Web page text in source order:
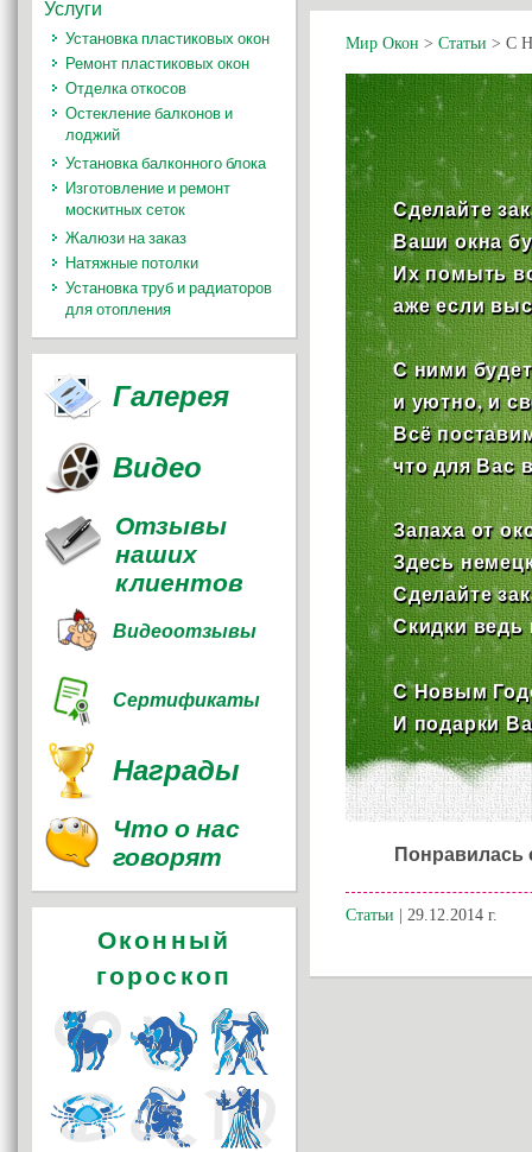
Мир Окон > Статьи > С
Сделайте
Ваши окна
Их помыть
аже если
С ними
и уютно, и
Всё
что для Вас
Запаха от
Здесь
Сделайте
Скидки ведь
С Новым
И подарки
Понравилась
Статьи | 29.12.2014 г.
Услуги
Установка пластиковых окон
Ремонт пластиковых окон
Отделка откосов
Остекление балконов и
лоджий
Установка балконного блока
Изготовление и ремонт
москитных сеток
Жалюзи на заказ
Натяжные потолки
Установка труб и радиаторов
для отопления
Галерея
Видео
Отзывы
наших
клиентов
Видеоотзывы
Сертификаты
Награды
Что о нас
говорят
Оконный
гороскоп